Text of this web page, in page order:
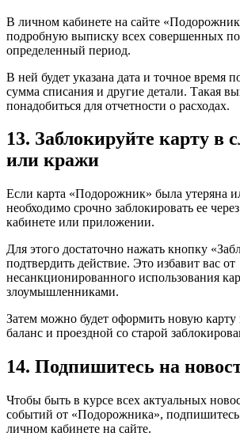
В личном кабинете на сайте
подробную выписку всех совершенных
определенный период.
В ней будет указана дата и точное время
сумма списания и другие детали. Такая
понадобиться для отчетности о расходах.
13. Заблокируйте карту в
или кражи
Если карта «Подорожник» была утеряна
необходимо срочно заблокировать ее
кабинете или приложении.
Для этого достаточно нажать кнопку
подтвердить действие. Это избавит вас от
несанкционированного использования
злоумышленниками.
Затем можно будет оформить новую карту
баланс и проездной со старой
14. Подпишитесь на
Чтобы быть в курсе всех актуальных
событий от «Подорожника», подпишитесь
личном кабинете на сайте.